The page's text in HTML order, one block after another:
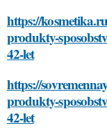
https://
produkty-
42-let
https://
produkty-
42-let